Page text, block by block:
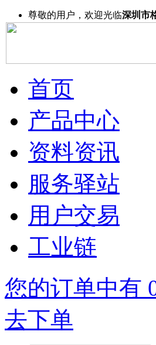
尊敬的用户，欢迎光临深圳市
首页
产品中心
资料资讯
服务驿站
用户交易
工业链
您的订单中有
去下单